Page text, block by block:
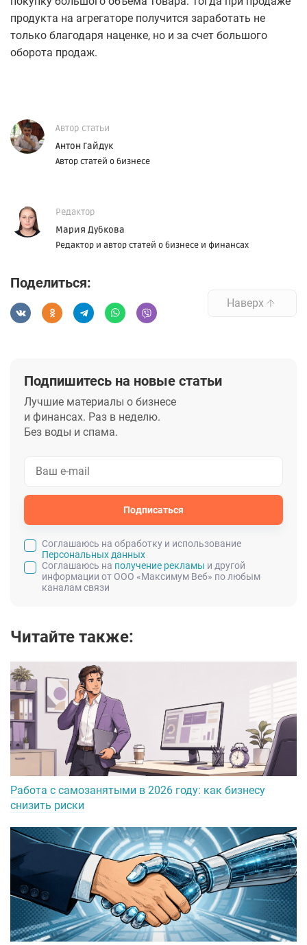
продукта на агрегаторе получится заработать не
только благодаря наценке, но и за счет большого
оборота продаж.
Автор статьи
Антон Гайдук
Автор статей о бизнесе
Редактор
Мария Дубкова
Редактор и автор статей о бизнесе и финансах
Поделиться:
Наверх
Подпишитесь на новые статьи
Лучшие материалы о бизнесе
и финансах. Раз в неделю.
Без воды и спама.
Подписаться
Cоглашаюсь на обработку и использование
Персональных данных
Соглашаюсь на получение рекламы и другой
информации от ООО «Максимум Веб» по любым
каналам связи
Читайте также:
Работа с самозанятыми в 2026 году: как бизнесу
снизить риски